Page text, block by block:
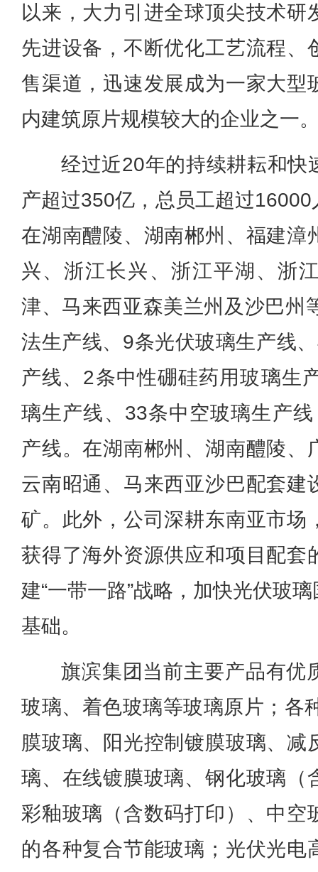
以来，大力引进全球顶尖技术研
先进设备，不断优化工艺流程、
售渠道，迅速发展成为一家大型
内建筑原片规模较大的企业之一
经过近20年的持续耕耘和快
产超过350亿，总员工超过
在湖南醴陵、湖南郴州、福建漳
兴、浙江长兴、浙江平湖、浙
津、马来西亚森美兰州及沙巴州
法生产线、9条光伏玻璃生产线
产线、2条中性硼硅药用玻璃生
璃生产线、33条中空玻璃生产
产线。在湖南郴州、湖南醴陵、
云南昭通、马来西亚沙巴配套建
矿。此外，公司深耕东南亚市场
获得了海外资源供应和项目配套
建“一带一路”战略，加快光伏玻
基础。
旗滨集团当前主要产品有优
玻璃、着色玻璃等玻璃原片；各
膜玻璃、阳光控制镀膜玻璃、减
璃、在线镀膜玻璃、钢化玻璃（
彩釉玻璃（含数码打印）、中空
的各种复合节能玻璃；光伏光电